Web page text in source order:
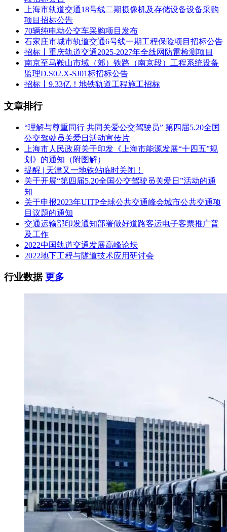
1、满足《中华人民共和国政府采购法》第二十二条规定;
2、落实政府采购政策需满足的资格要求：
本项目专门面向中小企业采购
3、本项目的特定资格要求：
三、获取招标文件
时间:2024-01-12至2024-01-18， 9:00-11:00-14;00-17:00(北京时
间，法定节假日除外。)
地点： 衡水市公共资源交易信息平台
(http://hsggzy.hengshui.gov.cn)
方式：其它
售价：0
四、提交投标文件截止时间、开标时间和地点
2024-02-01 09:00(北京时间)
地点：深州市公共资源交易中心四楼开标室，投标人统一网上
源交易信息平台(http://hsggzy.hengshui.gov.cn)及时进行网上注
册，注册信息填写完整后，按网站“衡水市公共资源交易中心
关于市场主体登记注册的通知”要求，持所需的各项材料就近
选择河北省内任意公共资源交易平台完成注册登记、资料验
审。 3.电子投标文件制作及开标解密需使用CA 数字证书及电
子签章，CA 签证实行网上在线办理，河北CA在线办理网
址：http://www.hebca.com/ggzyhs.html，联系电话：
4007073355。 4.潜在投标人如对招标文件有疑问或异议的，可
以在规定时间内通过“衡水市公共资源交易信息平台
(http://hsggzy.hengshui.gov.cn/)”选择投标人登录提出。若投标人
在使用衡水市公共资源交易信息平台的过程中遇到任何操作性
问题，可咨询技术支持电话0318-6991059，400电话：400-998-
0000 招标代理机构联系电话：1 5 1 3 1 8 1 9 2 8 9
上海市轨道交通18号线二期摄像机及存储设备设备采购
项目招标公告
70辆纯电动公交车采购项目发布
石家庄市城市轨道交通6号线一期工程保险项目招标公告
招标丨重庆轨道交通2025-2027年全线网防雷检测项目
南京至马鞍山市域（郊）铁路（南京段）工程系统设备
监理D.S02.X-SJ01标招标公告
招标丨9.33亿！地铁轨道工程施工招标
文章排行
“理解与尊重同行 共同关爱公交驾驶员” 第四届5.20全国
公交驾驶员关爱日活动宣传片
上海市人民政府关于印发《上海市能源发展“十四五”规
划》的通知（附图解）
提醒 | 天津又一地铁站临时关闭！
关于开展“第四届5.20全国公交驾驶员关爱日”活动的通
知
关于申报2023年UITP全球公共交通峰会城市公共交通项
目议题的通知
交通运输部印发通知部署做好道路客运电子客票推广普
及工作
2022中国轨道交通发展高峰论坛
2022地下工程与隧道技术应用研讨会
行业数据更多